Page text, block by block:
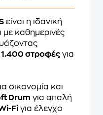
είναι η ιδανική
με καθημερινές
1.400 στροφές για
οικονομία και
Drum για απαλή
Fi για έλεγχο